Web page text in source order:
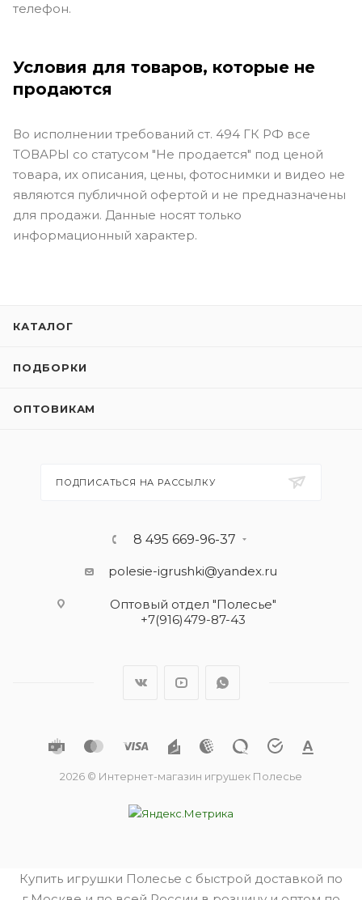
телефон.
Условия для товаров, которые не
продаются
Во исполнении требований ст. 494 ГК РФ все
ТОВАРЫ со статусом "Не продается" под ценой
товара, их описания, цены, фотоснимки и видео не
являются публичной офертой и не предназначены
для продажи. Данные носят только
информационный характер.
КАТАЛОГ
ПОДБОРКИ
ОПТОВИКАМ
ПОДПИСАТЬСЯ НА РАССЫЛКУ
8 495 669-96-37
polesie-igrushki@yandex.ru
Оптовый отдел "Полесье"
+7(916)479-87-43
2026 © Интернет-магазин игрушек Полесье
Купить игрушки Полесье с быстрой доставкой по